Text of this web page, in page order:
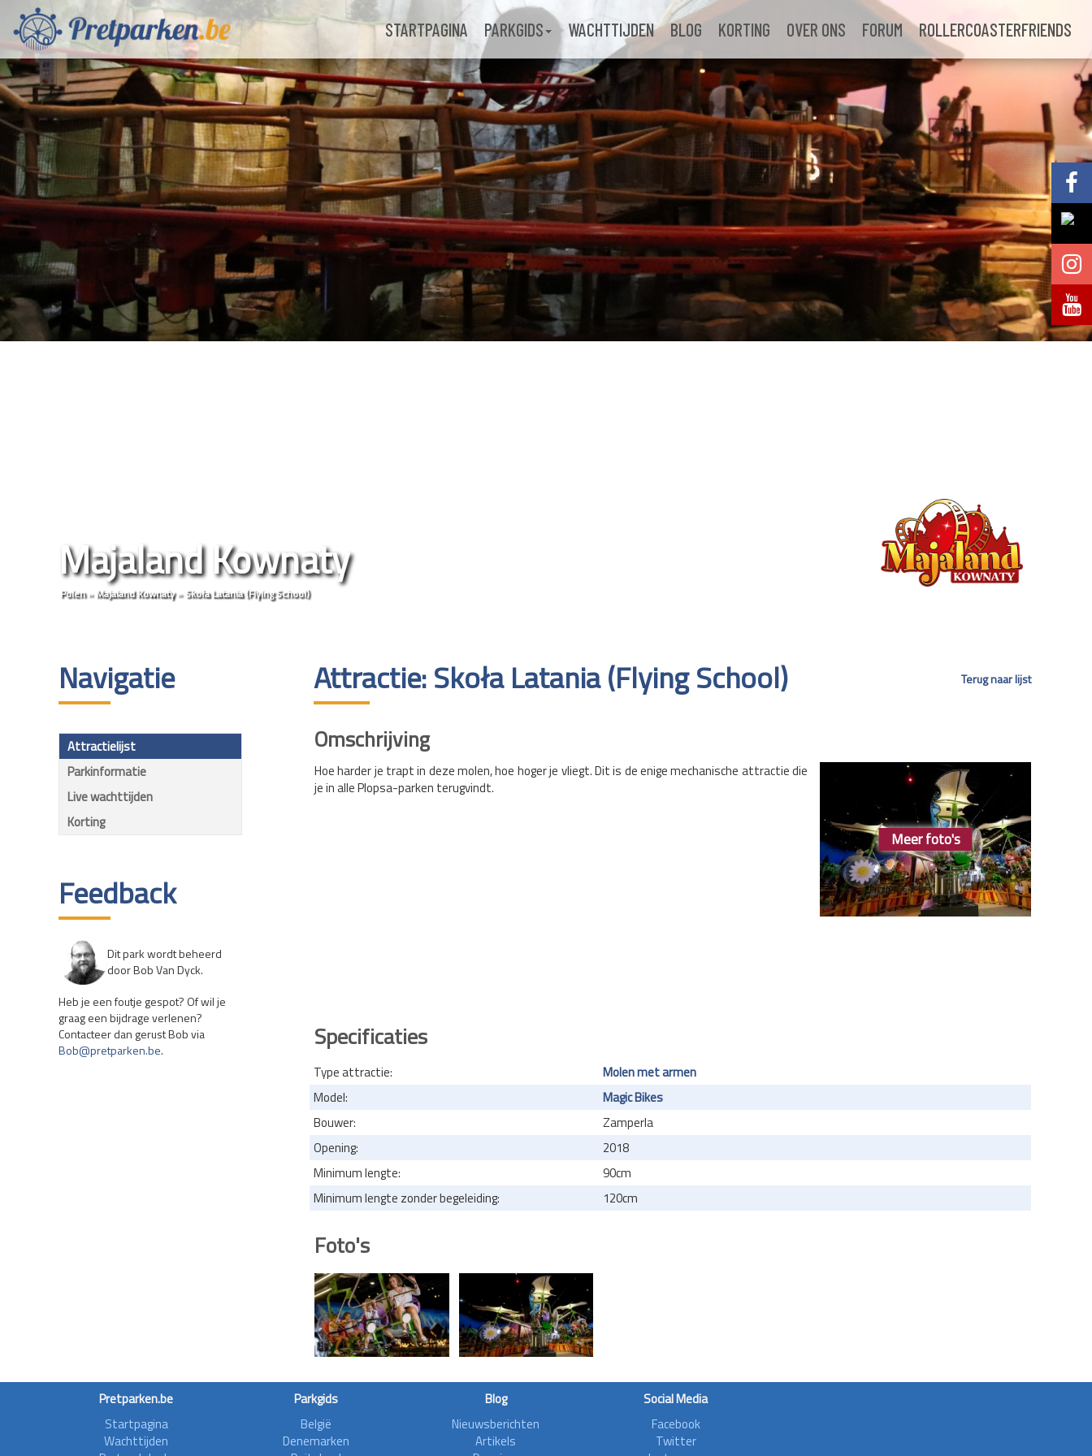
STARTPAGINA PARKGIDS WACHTTIJDEN BLOG KORTING OVER ONS FORUM ROLLERCOASTERFRIENDS
Volg @Pretparkenbe
Volg @Pretparkenbe
Volg @Pretparken.be
Volg @Pretparkenbe
Majaland Kownaty
Polen»Majaland Kownaty»Skoła Latania (Flying School)
Navigatie
Attractielijst
Parkinformatie
Live wachttijden
Korting
Feedback
Dit park wordt beheerd
door Bob Van Dyck.
Heb je een foutje gespot? Of wil je
graag een bijdrage verlenen?
Contacteer dan gerust Bob via
Bob@pretparken.be.
Attractie: Skoła Latania (Flying School) Terug naar lijst
Omschrijving
Meer foto's
Hoe harder je trapt in deze molen, hoe hoger je vliegt. Dit is de enige mechanische attractie die
je in alle Plopsa-parken terugvindt.
Specificaties
Type attractie:
Molen met armen
Model:
Magic Bikes
Bouwer:
Zamperla
Opening:
2018
Minimum lengte:
90cm
Minimum lengte zonder begeleiding:
120cm
Foto's
Pretparken.be
Startpagina
Wachttijden
Parkgids
België
Denemarken
Blog
Nieuwsberichten
Artikels
Social Media
Facebook
Twitter